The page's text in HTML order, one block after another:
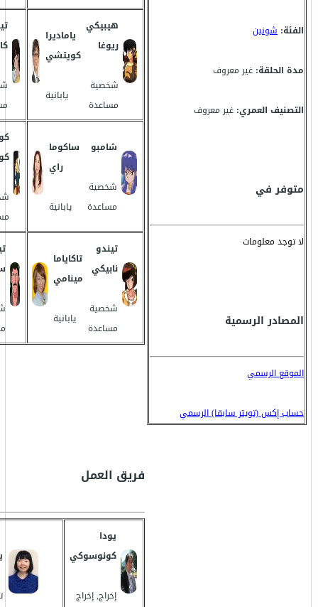
الفئة: شونين
مدة الحلقة: غير معروف
التصنيف العمري: غير معروف
متوفر في
لا توجد معلومات
المصادر الرسمية
الموقع الرسمي
حساب إكس (تويتر سابقا) الرسمي
هيبيكي
ريوغا
شخصية
مساعدة
ياماديرا
كويتشي
يابانية
شامبو
شخصية
مساعدة
ساكوما
راي
يابانية
تيندو
نابيكي
شخصية
مساعدة
تاكاياما
مينامي
يابانية
فريق العمل
يودا
كونوسوكي
إخراج, إخراج